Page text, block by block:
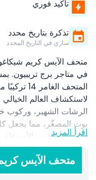
تأكيد فوري
تذكرة بتاريخ محدد
ساري في التاريخ المحدد
متحف الآيس كريم شيكاغو
المتحف
لاستكشاف العالم
الرشات الشهير، وركوب
بوت المصغّر، مما يجعل
مثالي للعائلات
كريم غير محدودة
بديكور خيالي ونكهات
مغامرة متعددة الحواس
اقرأ المزيد
متحف الآيس